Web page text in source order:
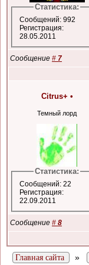
Статистика:
Сообщений: 992
Регистрация:
28.05.2011
Сообщение # 7
Citrus+ •
Темный лорд
Статистика:
Сообщений: 22
Регистрация:
22.09.2011
Сообщение # 8
Главная сайта »